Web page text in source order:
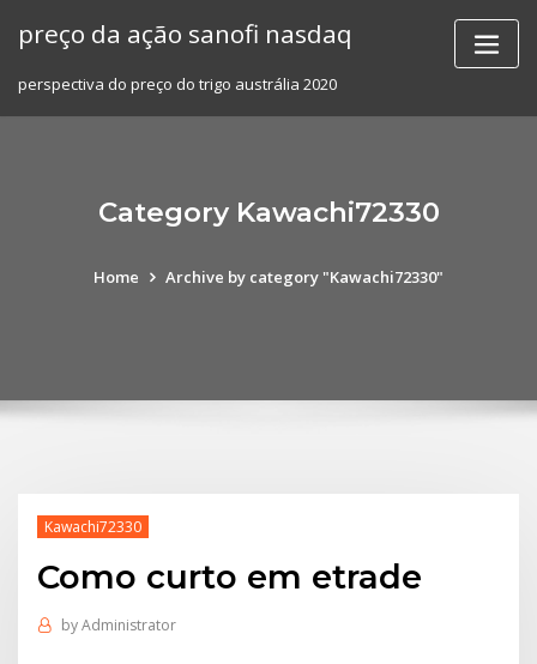
preço da ação sanofi nasdaq
perspectiva do preço do trigo austrália 2020
Category Kawachi72330
Home Archive by category "Kawachi72330"
Kawachi72330
Como curto em etrade
byAdministrator